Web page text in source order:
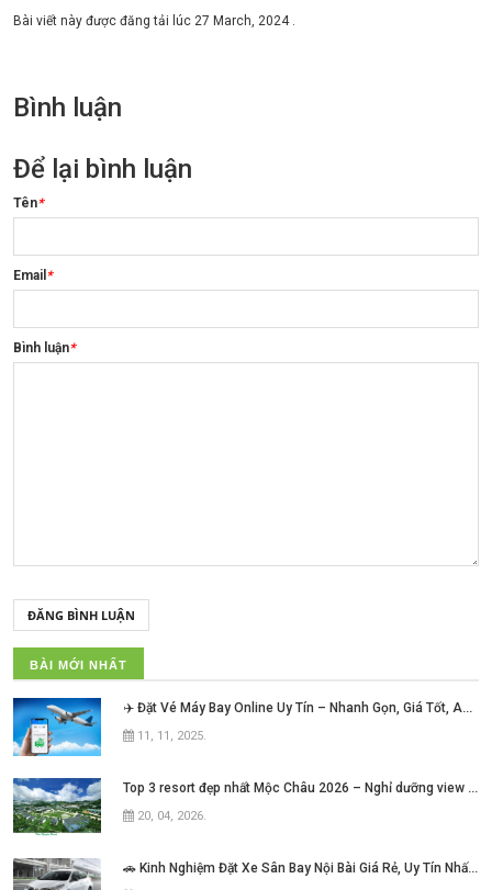
Bài viết này được đăng tải lúc 27 March, 2024.
Bình luận
Để lại bình luận
Tên*
Email *
Bình luận*
ĐĂNG BÌNH LUẬN
BÀI MỚI NHẤT
✈️ Đặt Vé Máy Bay Online Uy Tín – Nhanh Gọn, Giá Tốt, An Tâm Mỗi Hành Trình!
11, 11, 2025.
Top 3 resort đẹp nhất Mộc Châu 2026 – Nghỉ dưỡng view núi cực chill không thể bỏ lỡ
20, 04, 2026.
🚗 Kinh Nghiệm Đặt Xe Sân Bay Nội Bài Giá Rẻ, Uy Tín Nhất Hiện Nay